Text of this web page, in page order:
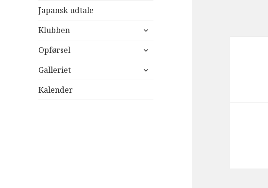
Japansk udtale
Klubben
udvid
Opførsel
udvid
Galleriet
udvid
Kalender